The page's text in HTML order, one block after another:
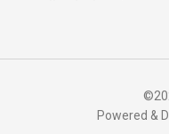
Powered &